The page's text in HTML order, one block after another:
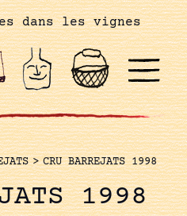
dans les vignes
> CRU BARREJATS 1998
1998